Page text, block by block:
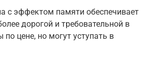
с эффектом памяти обеспечивает
дорогой и требовательной в
цене, но могут уступать в